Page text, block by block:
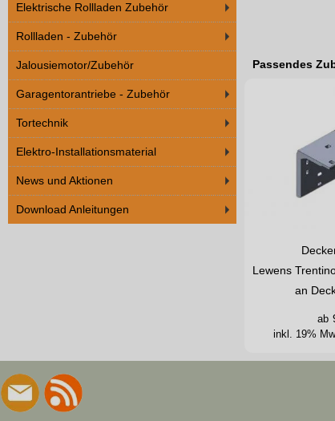
Elektrische Rollladen Zubehör
Rollladen - Zubehör
Jalousiemotor/Zubehör
Garagentorantriebe - Zubehör
Tortechnik
Elektro-Installationsmaterial
News und Aktionen
Download Anleitungen
Passendes
Lewens
an
inkl. 19%
ab